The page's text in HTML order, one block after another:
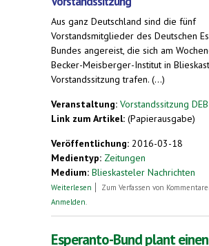
Aus ganz Deutschland sind die fünf
Vorstandsmitglieder des Deutschen
Bundes angereist, die sich am
Becker-Meisberger-Institut in
Vorstandssitzung trafen. (...)
Veranstaltung: Vorstandssitzung DEB
Link zum Artikel: (Papierausgabe)
Veröffentlichung: 2016-03-18
Medientyp: Zeitungen
Medium: Blieskasteler Nachrichten
Weiterlesen über Deutscher Esperanto-Bund in
Zum Verfassen von
Anmelden
Esperanto-Bund plant einen